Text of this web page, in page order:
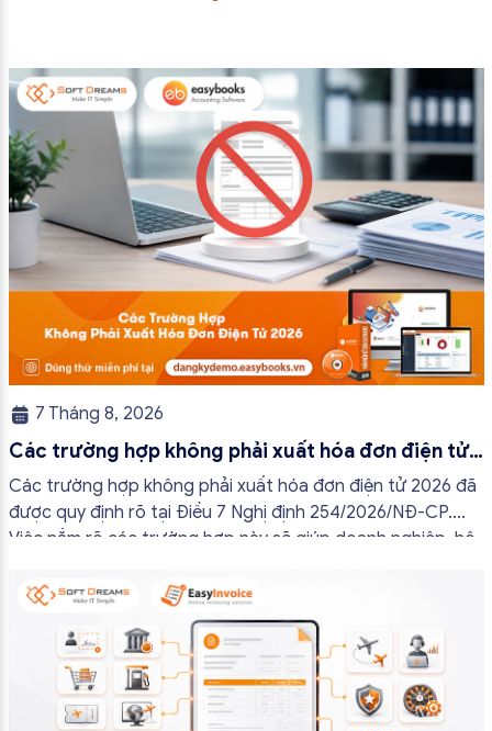
7 Tháng 8, 2026
Các trường hợp không phải xuất hóa đơn điện tử
2026
Các trường hợp không phải xuất hóa đơn điện tử 2026 đã
được quy định rõ tại Điều 7 Nghị định 254/2026/NĐ-CP.
Việc nắm rõ các trường hợp này sẽ giúp doanh nghiệp, hộ
tránh lập hóa đơn không cần thiết hoặc áp […]